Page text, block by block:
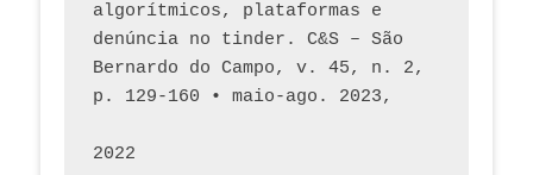
algorítmicos, plataformas e
denúncia no tinder. C&S – São
Bernardo do Campo, v. 45, n. 2,
p. 129-160 • maio-ago. 2023,
2022